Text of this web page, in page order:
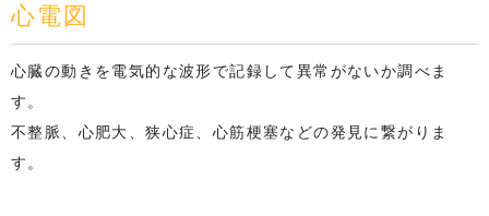
心電図
心臓の動きを電気的な波形で記録して異常がないか調べま
す。
不整脈、心肥大、狭心症、心筋梗塞などの発見に繋がりま
す。